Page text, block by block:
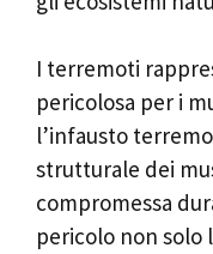
I terremoti
pericolosa per i
l’infausto
strutturale dei
compromessa
pericolo non solo